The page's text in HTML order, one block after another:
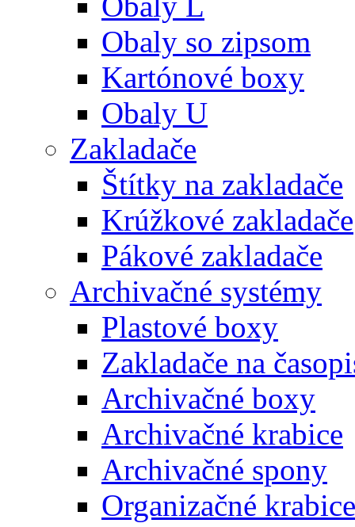
Obaly so zipsom
Kartónové boxy
Obaly U
Zakladače
Štítky na zakladače
Krúžkové zakladače
Pákové zakladače
Archivačné systémy
Plastové boxy
Zakladače na
Archivačné boxy
Archivačné krabice
Archivačné spony
Organizačné